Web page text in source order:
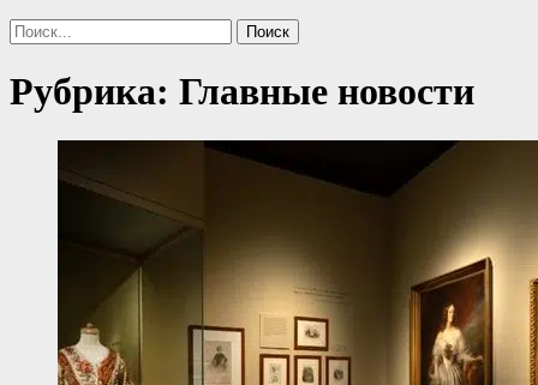
Поиск
Найти:
Рубрика: Главные новости